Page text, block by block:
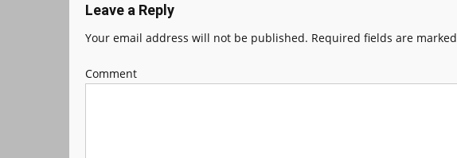
Leave a Reply
Your email address will not be published. Required fields are marked
Comment